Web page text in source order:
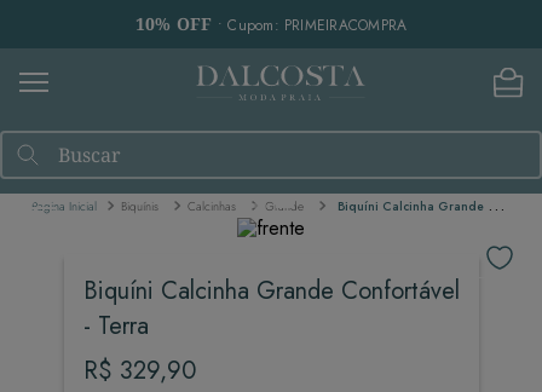
10% OFF • Cupom: PRIMEIRACOMPRA
Buscar
Biquínis Calcinhas Grande Biquíni Calcinha Grande Confortável - Terra
Biquíni Calcinha Grande Confortável
- Terra
R$ 329,90